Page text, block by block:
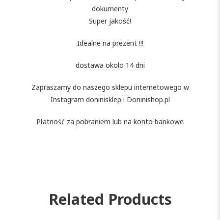
dokumenty
Super jakość!
Idealne na prezent !!!
dostawa okolo 14 dni
Zapraszamy do naszego sklepu internetowego w
Instagram doninisklep i Doninishop.pl
Płatność za pobraniem lub na konto bankowe
Related Products